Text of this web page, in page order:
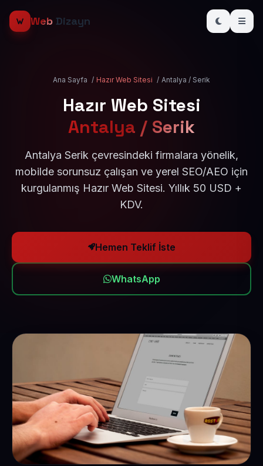
Web Dizayn
Ana Sayfa / Hazır Web Sitesi / Antalya / Serik
Hazır Web Sitesi
Antalya / Serik
Antalya Serik çevresindeki firmalara yönelik,
mobilde sorunsuz çalışan ve yerel SEO/AEO için
kurgulanmış Hazır Web Sitesi. Yıllık 50 USD +
KDV.
Hemen Teklif İste
WhatsApp